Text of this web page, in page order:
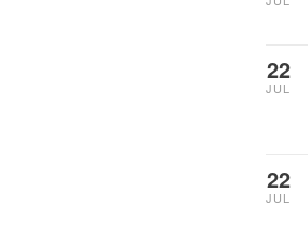
22
JUL
22
JUL